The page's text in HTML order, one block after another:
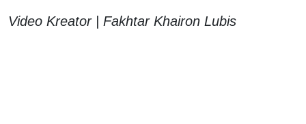
Video Kreator | Fakhtar Khairon Lubis